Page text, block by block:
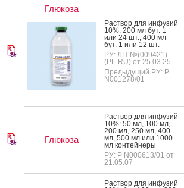
Глюкоза
Рас­твор для ин­фу­зий
10%: 200 мл бут. 1
или 24 шт., 400 мл
бут. 1 или 12 шт.
РУ: ЛП-№(009421)-
(РГ-RU) от 25.03.25
Предыдущий РУ: Р
N001278/01
Глюкоза
Рас­твор для ин­фу­зий
10%: 50 мл, 100 мл,
200 мл, 250 мл, 400
мл, 500 мл или 1000
мл кон­тей­не­ры
РУ: Р N000613/01 от
21.05.07
Рас­твор для ин­фу­зий